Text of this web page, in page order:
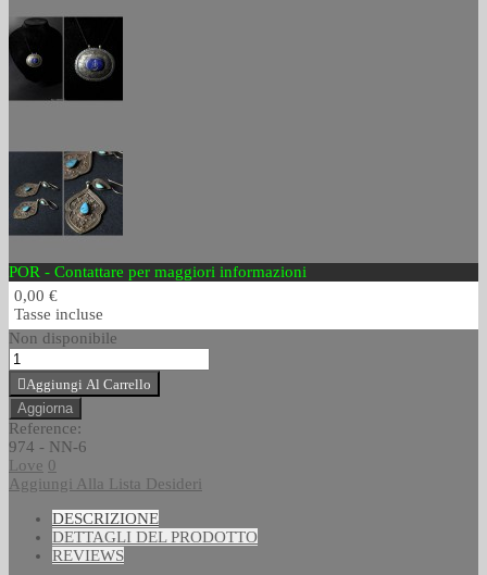
POR - Contattare per maggiori informazioni
0,00 €
Tasse incluse
Non disponibile
Aggiungi Al Carrello
Reference:
974 - NN-6
Love 0
Aggiungi Alla Lista Desideri
DESCRIZIONE
DETTAGLI DEL PRODOTTO
REVIEWS